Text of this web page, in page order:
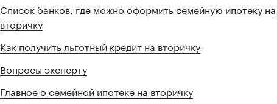
Список банков, где можно оформить семейную ипотеку на
вторичку
Как получить льготный кредит на вторичку
Вопросы эксперту
Главное о семейной ипотеке на вторичку